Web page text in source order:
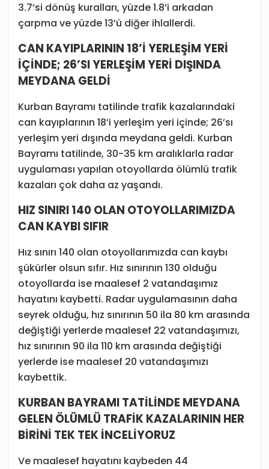
3.7’si dönüş kuralları, yüzde 1.8’i arkadan
çarpma ve yüzde 13’ü diğer ihlallerdi.
CAN KAYIPLARININ 18’İ YERLEŞİM YERİ
İÇİNDE; 26’SI YERLEŞİM YERİ DIŞINDA
MEYDANA GELDİ
Kurban Bayramı tatilinde trafik kazalarındaki
can kayıplarının 18’i yerleşim yeri içinde; 26’sı
yerleşim yeri dışında meydana geldi. Kurban
Bayramı tatilinde, 30-35 km aralıklarla radar
uygulaması yapılan otoyollarda ölümlü trafik
kazaları çok daha az yaşandı.
HIZ SINIRI 140 OLAN OTOYOLLARIMIZDA
CAN KAYBI SIFIR
Hız sınırı 140 olan otoyollarımızda can kaybı
şükürler olsun sıfır. Hız sınırının 130 olduğu
otoyollarda ise maalesef 2 vatandaşımız
hayatını kaybetti. Radar uygulamasının daha
seyrek olduğu, hız sınırının 50 ila 80 km arasında
değiştiği yerlerde maalesef 22 vatandaşımızı,
hız sınırının 90 ila 110 km arasında değiştiği
yerlerde ise maalesef 20 vatandaşımızı
kaybettik.
KURBAN BAYRAMI TATİLİNDE MEYDANA
GELEN ÖLÜMLÜ TRAFİK KAZALARININ HER
BİRİNİ TEK TEK İNCELİYORUZ
Ve maalesef hayatını kaybeden 44